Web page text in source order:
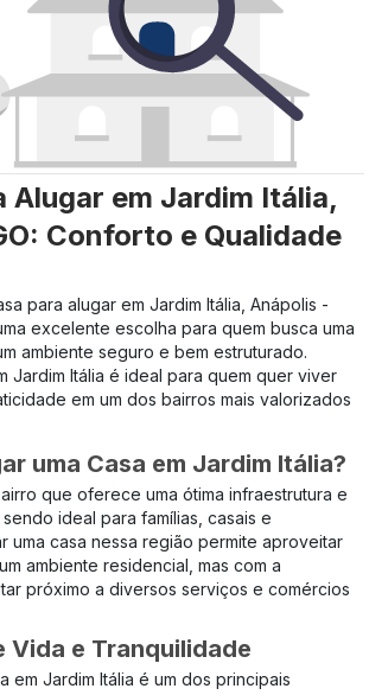
Alugar em Jardim Itália,
Conforto e Qualidade
para alugar em Jardim Itália, Anápolis -
excelente escolha para quem busca uma
ambiente seguro e bem estruturado.
Jardim Itália é ideal para quem quer viver
em um dos bairros mais valorizados
uma Casa em Jardim Itália?
que oferece uma ótima infraestrutura e
ideal para famílias, casais e
uma casa nessa região permite aproveitar
ambiente residencial, mas com a
próximo a diversos serviços e comércios
Vida e Tranquilidade
em Jardim Itália é um dos principais